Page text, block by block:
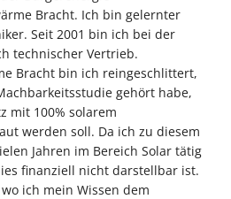
Bracht. Ich bin gelernter
Seit 2001 bin ich bei der
technischer Vertrieb.
Bracht bin ich reingeschlittert,
gehört habe,
mit 100% solarem
werden soll. Da ich zu diesem
Jahren im Bereich Solar tätig
finanziell nicht darstellbar ist.
ich mein Wissen dem